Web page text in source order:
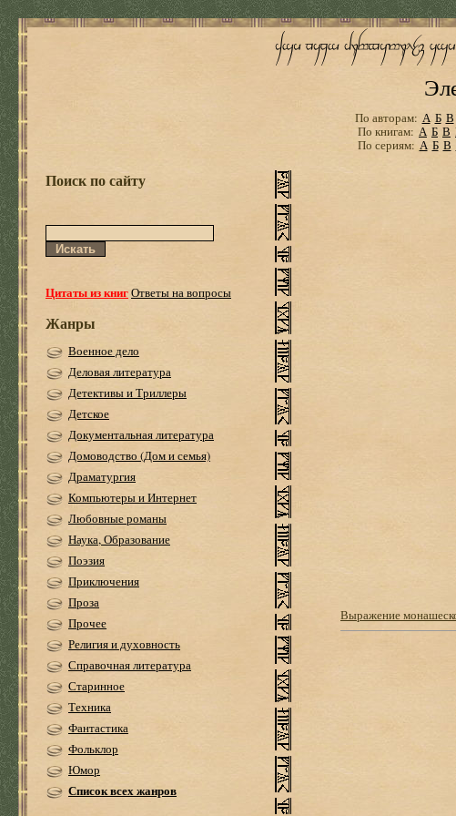
По авторам: А Б В
По книгам: А Б В
По сериям: А Б В
Поиск по сайту
Цитаты из книгОтветы на вопросы
Жанры
Военное дело
Деловая литература
Детективы и Триллеры
Детское
Документальная литература
Домоводство (Дом и семья)
Драматургия
Компьютеры и Интернет
Любовные романы
Наука, Образование
Поэзия
Приключения
Проза
Прочее
Религия и духовность
Справочная литература
Старинное
Техника
Фантастика
Фольклор
Юмор
Список всех жанров
Выражение